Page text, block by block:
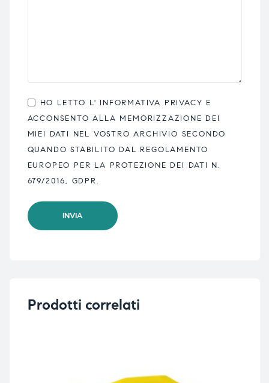
HO LETTO L' INFORMATIVA PRIVACY E
ACCONSENTO ALLA MEMORIZZAZIONE DEI
MIEI DATI NEL VOSTRO ARCHIVIO SECONDO
QUANDO STABILITO DAL REGOLAMENTO
EUROPEO PER LA PROTEZIONE DEI DATI N.
679/2016, GDPR.
Prodotti correlati